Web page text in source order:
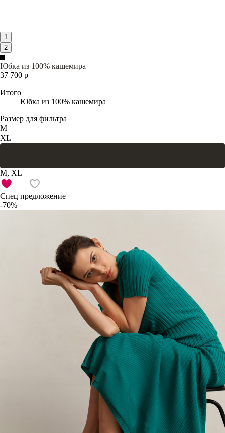
1
2
Юбка из 100% кашемира
37 700 р
Итого
Юбка из 100% кашемира
Размер для фильтра
M
XL
M, XL
Спец предложение
-70%